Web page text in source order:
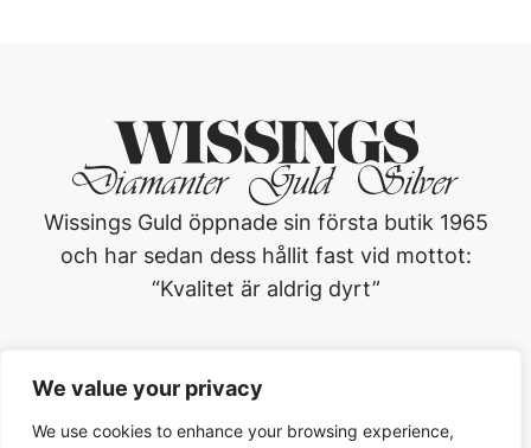
We value your privacy
We use cookies to enhance your browsing experience,
Wissings Guld öppnade sin första butik 1965
och har sedan dess hållit fast vid mottot:
“Kvalitet är aldrig dyrt”
Köpmangatan 3, 722 15, Västerås
021-13 01 20